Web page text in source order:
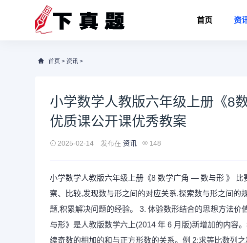
首页 资
首页 > 资讯 >
小学数学人教版六年级上册《8
优质课公开课优秀教案
2025-02-14 发布在 资讯 148
小学数学人教版六年级上册《8 数学广角 — 数与形 》
察、比较,发现数与形之间的对应关系,探索数与形之间的
题,积累解决问题的经验。 3. 体验数形结合的思想方法
与形》是人教版数学六上(2014 年 6 月版)新增加的内容
续奇数的相加的和与正方形数的关系。例 2:求等比数列